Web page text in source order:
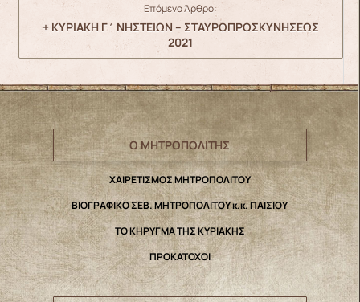
Επόμενο Άρθρο:
+ ΚΥΡΙΑΚΗ Γ΄ ΝΗΣΤΕΙΩΝ – ΣΤΑΥΡΟΠΡΟΣΚΥΝΗΣΕΩΣ
2021
Ο ΜΗΤΡΟΠΟΛΙΤΗΣ
ΧΑΙΡΕΤΙΣΜΟΣ ΜΗΤΡΟΠΟΛΙΤΟΥ
ΒΙΟΓΡΑΦΙΚΟ ΣΕΒ. ΜΗΤΡΟΠΟΛΙΤΟΥ κ.κ. ΠΑΙΣΙΟΥ
ΤΟ ΚΗΡΥΓΜΑ ΤΗΣ ΚΥΡΙΑΚΗΣ
ΠΡΟΚΑΤΟΧΟΙ